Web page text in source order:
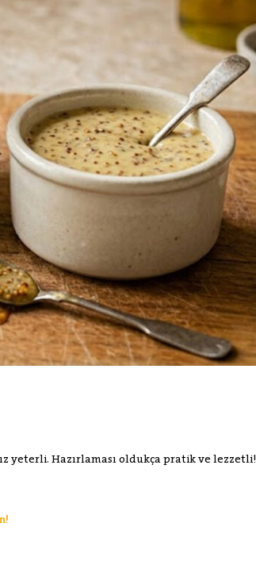
yeterli. Hazırlaması oldukça pratik ve lezzetli!